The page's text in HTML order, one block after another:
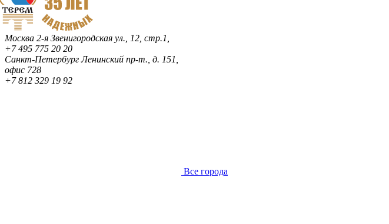
Москва 2-я Звенигородская ул., 12, стр.1,
+7 495 775 20 20
Санкт-ПетербургЛенинский пр-т., д. 151,
офис 728
+7 812 329 19 92
Все города